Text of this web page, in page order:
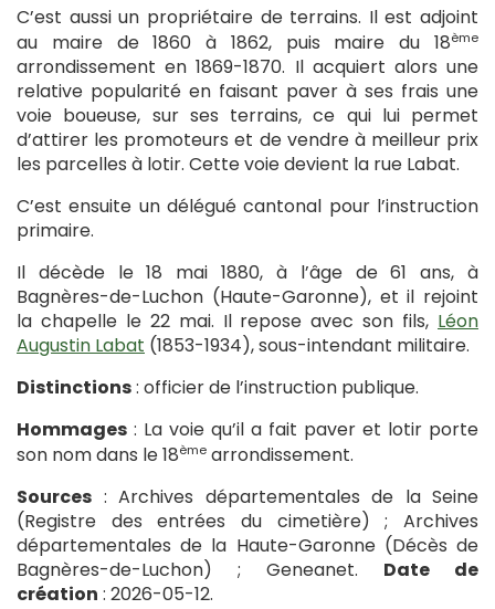
C’est aussi un propriétaire de terrains. Il est adjoint
au maire de 1860 à 1862, puis maire du 18ème
arrondissement en 1869-1870. Il acquiert alors une
relative popularité en faisant paver à ses frais une
voie boueuse, sur ses terrains, ce qui lui permet
d’attirer les promoteurs et de vendre à meilleur prix
les parcelles à lotir. Cette voie devient la rue Labat.
C’est ensuite un délégué cantonal pour l’instruction
primaire.
Il décède le 18 mai 1880, à l’âge de 61 ans, à
Bagnères-de-Luchon (Haute-Garonne), et il rejoint
la chapelle le 22 mai. Il repose avec son fils, Léon
Augustin Labat (1853-1934), sous-intendant militaire.
Distinctions: officier de l’instruction publique.
Hommages : La voie qu’il a fait paver et lotir porte
son nom dans le 18ème arrondissement.
Sources : Archives départementales de la Seine
(Registre des entrées du cimetière) ; Archives
départementales de la Haute-Garonne (Décès de
Bagnères-de-Luchon) ; Geneanet. Date de
création : 2026-05-12.